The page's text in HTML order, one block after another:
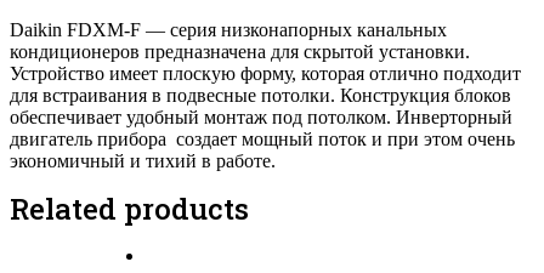
Daikin FDXM-F — серия низконапорных канальных
кондиционеров предназначена для скрытой установки.
Устройство имеет плоскую форму, которая отлично подходит
для встраивания в подвесные потолки. Конструкция блоков
обеспечивает удобный монтаж под потолком. Инверторный
двигатель прибора создает мощный поток и при этом очень
экономичный и тихий в работе.
Related products